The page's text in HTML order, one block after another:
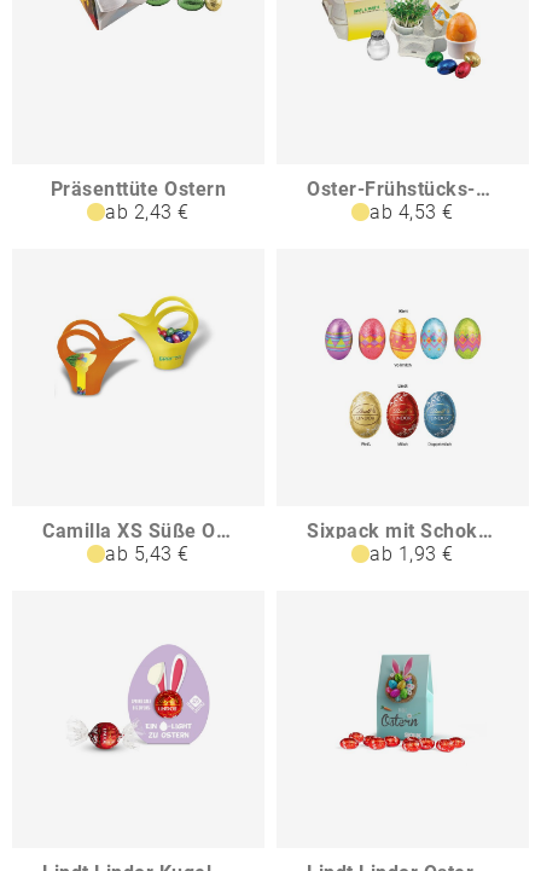
Präsenttüte Ostern
ab 2,43 €
Oster-Frühstücks-Set
ab 4,53 €
Camilla XS Süße Ostern
ab 5,43 €
Sixpack mit Schoko-Ostereiern
ab 1,93 €